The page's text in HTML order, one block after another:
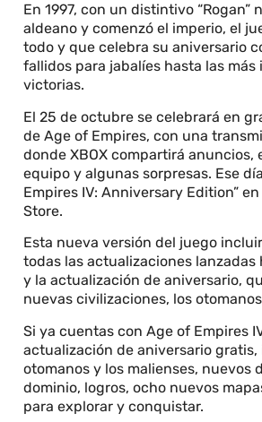
En 1997, con un distintivo “Rogan”
aldeano y comenzó el imperio, el
todo y que celebra su aniversario
fallidos para jabalíes hasta las
victorias.
El 25 de octubre se celebrará en
de Age of Empires, con una
donde XBOX compartirá anuncios,
equipo y algunas sorpresas. Ese
Empires IV: Anniversary Edition”
Store.
Esta nueva versión del juego
todas las actualizaciones lanzadas
y la actualización de aniversario,
nuevas civilizaciones, los
Si ya cuentas con Age of Empires
actualización de aniversario gratis,
otomanos y los malienses, nuevos
dominio, logros, ocho nuevos
para explorar y conquistar.